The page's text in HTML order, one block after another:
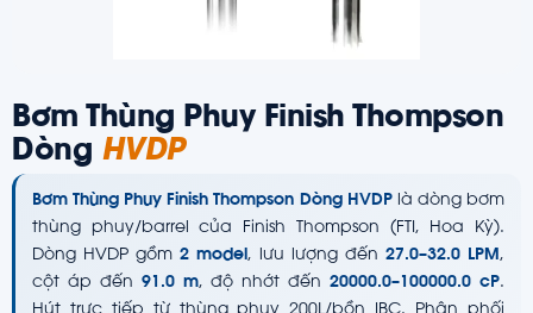
Bơm Thùng Phuy Finish Thompson
Dòng HVDP
Bơm Thùng Phuy Finish Thompson Dòng HVDPlà dòng bơm
thùng phuy/barrel của Finish Thompson (FTI, Hoa Kỳ).
Dòng HVDP gồm 2 model, lưu lượng đến 27.0–32.0 LPM,
cột áp đến 91.0 m, độ nhớt đến20000.0–100000.0 cP.